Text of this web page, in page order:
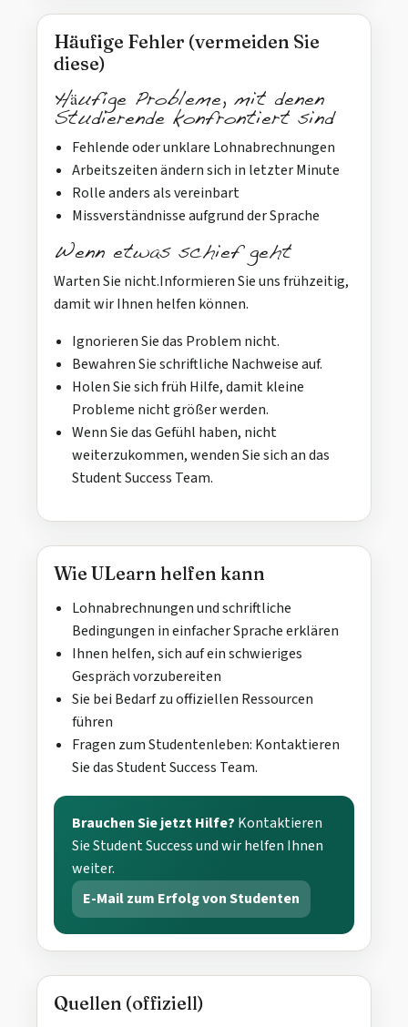
Häufige Fehler (vermeiden Sie
diese)
Häufige Probleme, mit denen
Studierende konfrontiert sind
Fehlende oder unklare Lohnabrechnungen
Arbeitszeiten ändern sich in letzter Minute
Rolle anders als vereinbart
Missverständnisse aufgrund der Sprache
Wenn etwas schief geht
Warten Sie nicht.Informieren Sie uns frühzeitig,
damit wir Ihnen helfen können.
Ignorieren Sie das Problem nicht.
Bewahren Sie schriftliche Nachweise auf.
Holen Sie sich früh Hilfe, damit kleine
Probleme nicht größer werden.
Wenn Sie das Gefühl haben, nicht
weiterzukommen, wenden Sie sich an das
Student Success Team.
Wie ULearn helfen kann
Lohnabrechnungen und schriftliche
Bedingungen in einfacher Sprache erklären
Ihnen helfen, sich auf ein schwieriges
Gespräch vorzubereiten
Sie bei Bedarf zu offiziellen Ressourcen
führen
Fragen zum Studentenleben: Kontaktieren
Sie das Student Success Team.
Brauchen Sie jetzt Hilfe? Kontaktieren
Sie Student Success und wir helfen Ihnen
weiter.
E-Mail zum Erfolg von Studenten
Quellen (offiziell)